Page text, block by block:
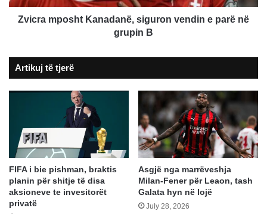
grupin
Zvicra mposht Kanadanë, siguron vendin e parë në
grupin B
Artikuj të tjerë
FIFA i bie pishman, braktis
planin për shitje të disa
aksioneve te invesitorët
privatë
Asgjë nga marrëveshja
Milan-Fener për Leaon, tash
Galata hyn në lojë
July 28, 2026